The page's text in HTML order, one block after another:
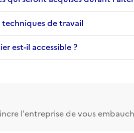
de travail
est-il accessible ?
l'entreprise de vous